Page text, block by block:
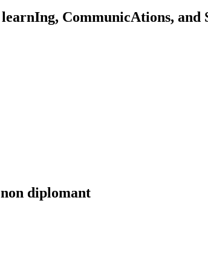
CommunicAtions, and
diplomant